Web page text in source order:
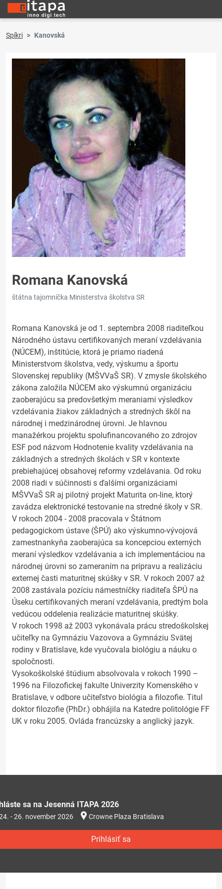
Spíkri Kanovská
Romana Kanovská
štátna tajomníčka Ministerstva školstva SR
Romana Kanovská je od 1. septembra 2008 riaditeľkou
Národného ústavu certifikovaných meraní vzdelávania
(NÚCEM), inštitúcie, ktorá je priamo riadená
Ministerstvom školstva, vedy, výskumu a športu
Slovenskej republiky (MŠVVaŠ SR). V zmysle školského
zákona založila NÚCEM ako výskumnú organizáciu
zaoberajúcu sa predovšetkým meraniami výsledkov
vzdelávania žiakov základných a stredných škôl na
národnej i medzinárodnej úrovni. Je hlavnou
manažérkou projektu spolufinancovaného zo zdrojov
ESF pod názvom Hodnotenie kvality vzdelávania na
základných a stredných školách v SR v kontexte
prebiehajúcej obsahovej reformy vzdelávania. Od roku
2008 riadi v súčinnosti s ďalšími organizáciami
MŠVVaŠ SR aj pilotný projekt Maturita on-line, ktorý
zavádza elektronické testovanie na stredné školy v SR.
V rokoch 2004 - 2008 pracovala v Štátnom
pedagogickom ústave (ŠPÚ) ako výskumno-vývojová
zamestnankyňa zaoberajúca sa koncepciou externých
meraní výsledkov vzdelávania a ich implementáciou na
národnej úrovni so zameraním na prípravu a realizáciu
externej časti maturitnej skúšky v SR. V rokoch 2007 až
2008 zastávala pozíciu námestníčky riaditeľa ŠPÚ na
Úseku certifikovaných meraní vzdelávania, predtým bola
vedúcou oddelenia realizácie maturitnej skúšky.
V rokoch 1998 až 2003 vykonávala prácu stredoškolskej
učiteľky na Gymnáziu Vazovova a Gymnáziu Svätej
rodiny v Bratislave, kde vyučovala biológiu a náuku o
spoločnosti.
Vysokoškolské štúdium absolvovala v rokoch 1990 –
1996 na Filozofickej fakulte Univerzity Komenského v
Bratislave, v odbore učiteľstvo biológia a filozofie. Titul
doktor filozofie (PhDr.) obhájila na Katedre politológie FF
UK v roku 2005. Ovláda francúzsky a anglický jazyk.
sa na Jesenná ITAPA 2026
- 26. november 2026 Crowne Plaza Bratislava
Prihlásiť sa